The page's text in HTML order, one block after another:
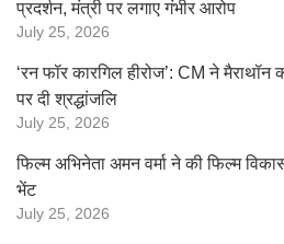
प्रदर्शन, मंत्री पर लगाए गंभीर आरोप
July 25, 2026
‘रन फॉर कारगिल हीरोज’: CM ने मैराथॉन
पर दी श्रद्धांजलि
July 25, 2026
फिल्म अभिनेता अमन वर्मा ने की फिल्म
भेंट
July 25, 2026